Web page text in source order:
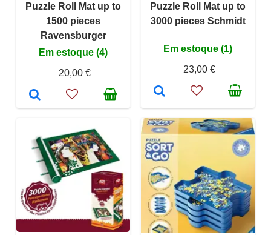
Puzzle Roll Mat up to
1500 pieces
Ravensburger
Em estoque (4)
20,00 €
Puzzle Roll Mat up to
3000 pieces Schmidt
Em estoque (1)
23,00 €